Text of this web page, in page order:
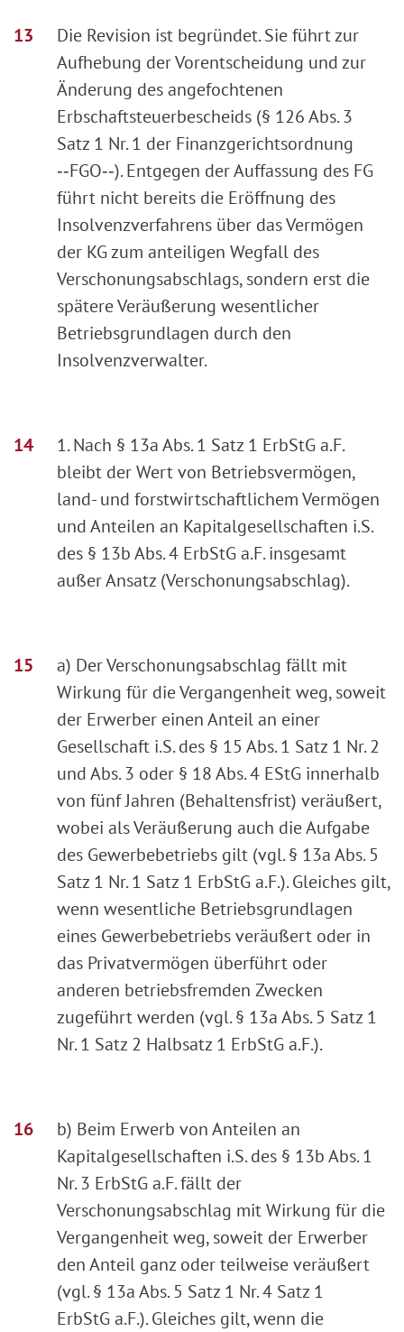
Die Revision ist begründet. Sie führt zur
Aufhebung der Vorentscheidung und zur
Änderung des angefochtenen
Erbschaftsteuerbescheids (§ 126 Abs. 3
Satz 1 Nr. 1 der Finanzgerichtsordnung
‑‑FGO‑‑). Entgegen der Auffassung des FG
führt nicht bereits die Eröffnung des
Insolvenzverfahrens über das Vermögen
der KG zum anteiligen Wegfall des
Verschonungsabschlags, sondern erst die
spätere Veräußerung wesentlicher
Betriebsgrundlagen durch den
Insolvenzverwalter.
1. Nach § 13a Abs. 1 Satz 1 ErbStG a.F.
bleibt der Wert von Betriebsvermögen,
land- und forstwirtschaftlichem Vermögen
und Anteilen an Kapitalgesellschaften i.S.
des § 13b Abs. 4 ErbStG a.F. insgesamt
außer Ansatz (Verschonungsabschlag).
a) Der Verschonungsabschlag fällt mit
Wirkung für die Vergangenheit weg, soweit
der Erwerber einen Anteil an einer
Gesellschaft i.S. des § 15 Abs. 1 Satz 1 Nr. 2
und Abs. 3 oder § 18 Abs. 4 EStG innerhalb
von fünf Jahren (Behaltensfrist) veräußert,
wobei als Veräußerung auch die Aufgabe
des Gewerbebetriebs gilt (vgl. § 13a Abs. 5
Satz 1 Nr. 1 Satz 1 ErbStG a.F.). Gleiches gilt,
wenn wesentliche Betriebsgrundlagen
eines Gewerbebetriebs veräußert oder in
das Privatvermögen überführt oder
anderen betriebsfremden Zwecken
zugeführt werden (vgl. § 13a Abs. 5 Satz 1
Nr. 1 Satz 2 Halbsatz 1 ErbStG a.F.).
b) Beim Erwerb von Anteilen an
Kapitalgesellschaften i.S. des § 13b Abs. 1
Nr. 3 ErbStG a.F. fällt der
Verschonungsabschlag mit Wirkung für die
Vergangenheit weg, soweit der Erwerber
den Anteil ganz oder teilweise veräußert
(vgl. § 13a Abs. 5 Satz 1 Nr. 4 Satz 1
ErbStG a.F.). Gleiches gilt, wenn die